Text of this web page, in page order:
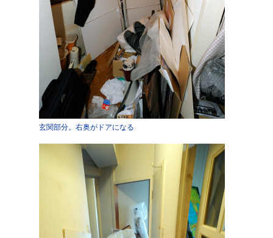
玄関部分。右奥がドアになる